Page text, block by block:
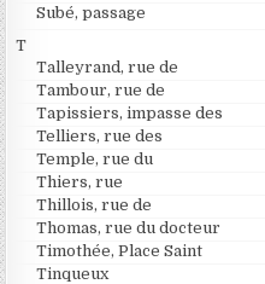
Subé, passage
T
Talleyrand, rue de
Tambour, rue de
Tapissiers, impasse des
Telliers, rue des
Temple, rue du
Thiers, rue
Thillois, rue de
Thomas, rue du docteur
Timothée, Place Saint
Tinqueux